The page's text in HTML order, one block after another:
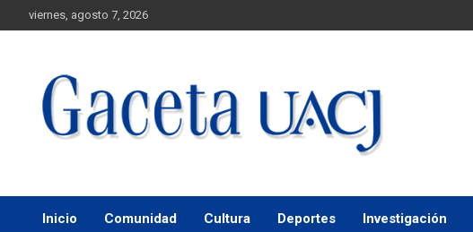
viernes, agosto 7, 2026
Gaceta UACJ
Inicio Comunidad Cultura Deportes Investigación